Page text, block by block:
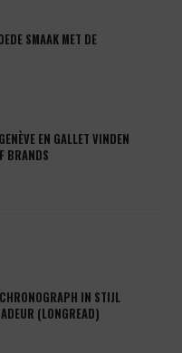
SMAAK MET DE
EN GALLET VINDEN
BRANDS
IN STIJL
(LONGREAD)